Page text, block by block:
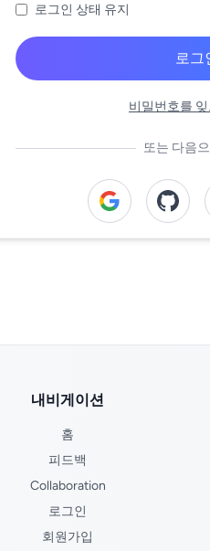
로그인 상태 유지
로그
비밀번호를
또는 다음
Continue with
내비게이션
홈
피드백
Collaboration
로그인
회원가입